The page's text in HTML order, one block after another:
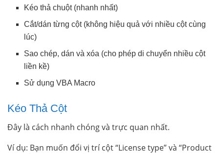
Kéo thả chuột (nhanh nhất)
Cắt/dán từng cột (không hiệu quả với nhiều cột cùng
lúc)
Sao chép, dán và xóa (cho phép di chuyển nhiều cột
liền kề)
Sử dụng VBA Macro
Kéo Thả Cột
Đây là cách nhanh chóng và trực quan nhất.
Ví dụ: Bạn muốn đổi vị trí cột “License type” và “Product